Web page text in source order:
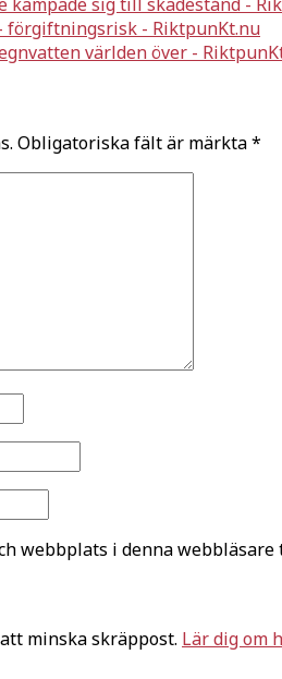
förgiftningsrisk - RiktpunKt.nu
världen över -
Obligatoriska fält är märkta*
webbplats i denna
minska skräppost. Lär dig om